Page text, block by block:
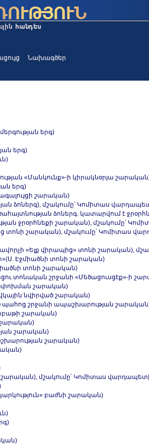
Նախագծեր
երգ)
երգ)
«Մանկունք»-ի կիրակնօրյա
երգ)
շարական)
ձոներգ), մշակումը՝ Կոմիտաս
ձոներգ. կատարվում է
ջրօրհնեքի շարական), մշակումը՝
տոնի շարական), մշակումը՝ Կոմիտաս
«Ելք վիրապից» տոնի շարական),
Էջմիածնի տոնի շարական)
տոնի շարական)
տոնական շրջանի «Մեծացուսցէք»-ի
շարական)
նվիրված շարական)
պահոց շրջանի ապաշխարության
շարական)
շարական)
շարական)
շարական)
շարական), մշակումը՝ Կոմիտաս
բաժնի շարական)